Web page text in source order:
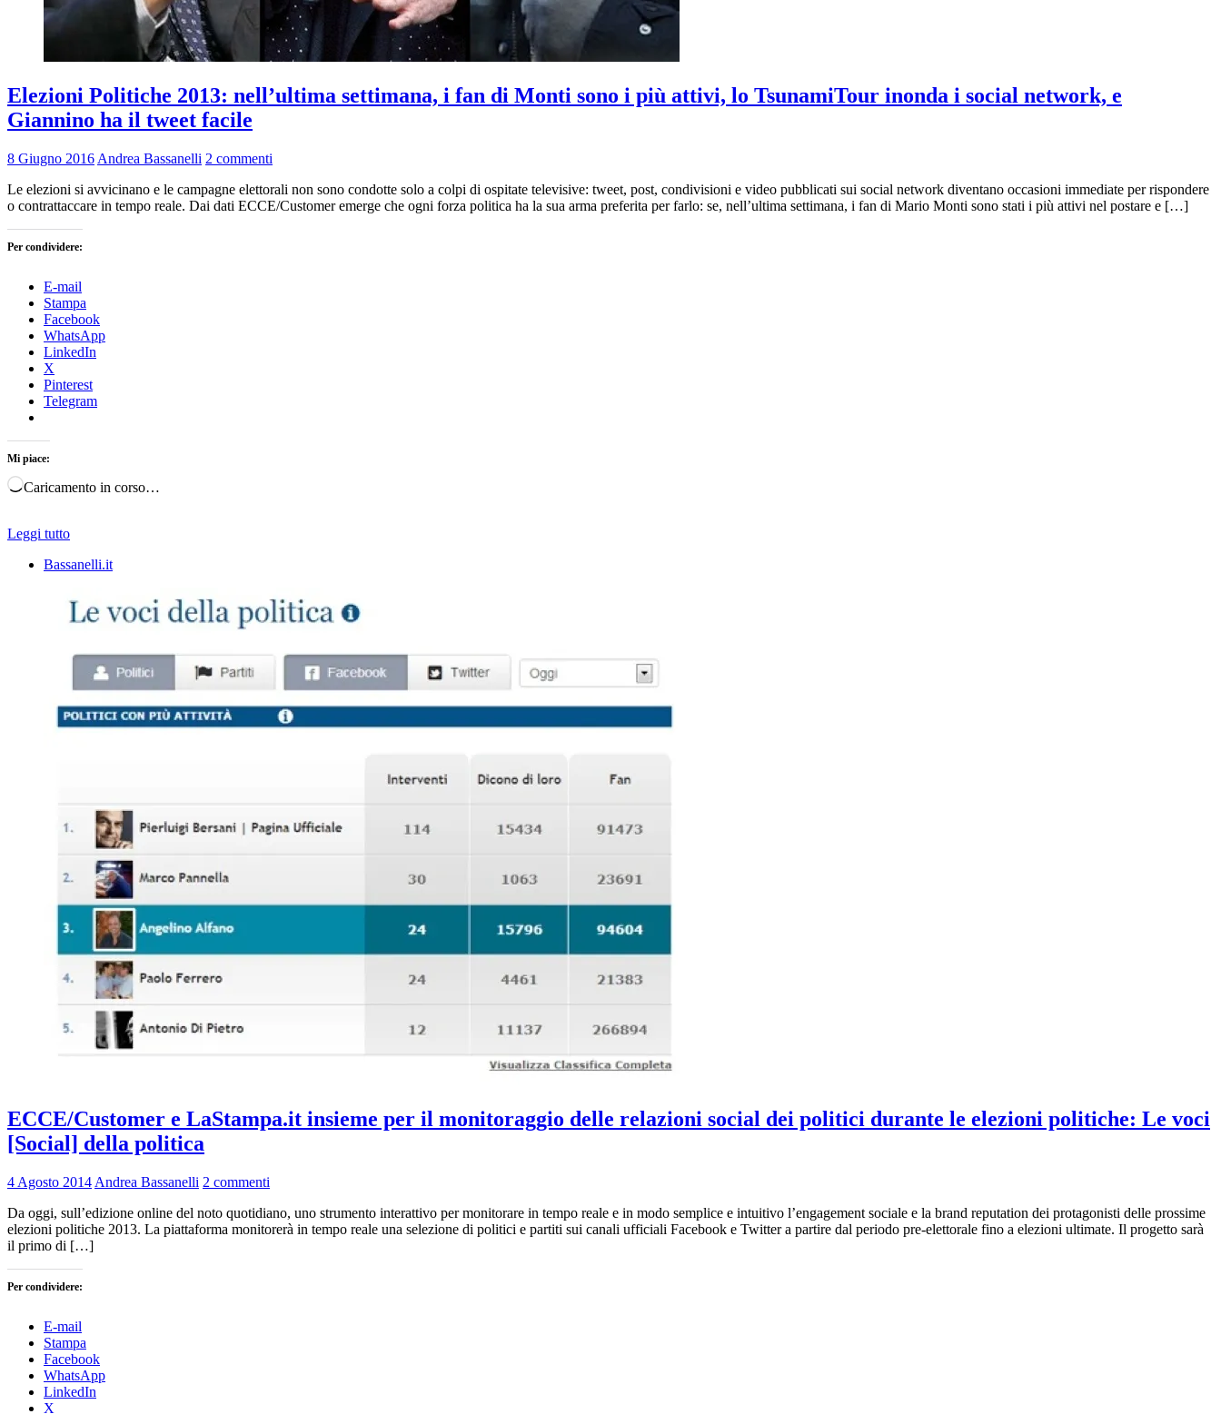
Elezioni Politiche 2013: nell’ultima settimana, i fan di Monti sono i più attivi, lo TsunamiTour inonda i social network, e
Giannino ha il tweet facile
8 Giugno 2016 Andrea Bassanelli 2 commenti
Le elezioni si avvicinano e le campagne elettorali non sono condotte solo a colpi di ospitate televisive: tweet, post, condivisioni e video pubblicati sui social network diventano occasioni immediate per rispondere
o contrattaccare in tempo reale. Dai dati ECCE/Customer emerge che ogni forza politica ha la sua arma preferita per farlo: se, nell’ultima settimana, i fan di Mario Monti sono stati i più attivi nel postare e […]
Per condividere:
E-mail
Stampa
Facebook
WhatsApp
LinkedIn
X
Pinterest
Telegram
Mi piace:
Caricamento in corso…
Leggi tutto
Bassanelli.it
ECCE/Customer e LaStampa.it insieme per il monitoraggio delle relazioni social dei politici durante le elezioni politiche: Le voci
[Social] della politica
4 Agosto 2014 Andrea Bassanelli 2 commenti
Da oggi, sull’edizione online del noto quotidiano, uno strumento interattivo per monitorare in tempo reale e in modo semplice e intuitivo l’engagement sociale e la brand reputation dei protagonisti delle prossime
elezioni politiche 2013. La piattaforma monitorerà in tempo reale una selezione di politici e partiti sui canali ufficiali Facebook e Twitter a partire dal periodo pre-elettorale fino a elezioni ultimate. Il progetto sarà
il primo di […]
Per condividere:
E-mail
Stampa
Facebook
WhatsApp
LinkedIn
X